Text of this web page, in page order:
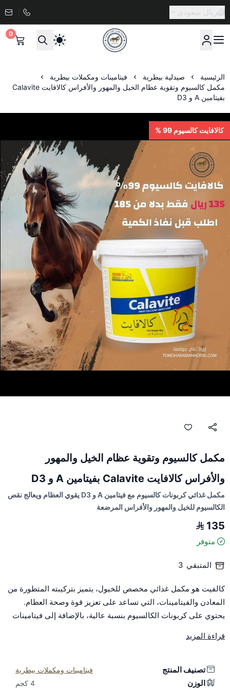
ريال سعودي
صيدلية طموح الخيال البيطرية
0
الرئيسية صيدلية بيطرية
فيتامينات ومكملات بيطرية
مكمل كالسيوم وتقوية عظام الخيل والمهور والأفراس كالافايت Calavite
بفيتامين A و D3
كالافايت كالسيوم 99 %
مكمل كالسيوم وتقوية عظام الخيل والمهور
والأفراس كالافايت Calavite بفيتامين A و D3
مكمل غذائي كربونات كالسيوم مع فيتامين A و D3 يقوي العظام ويعالج نقص
الكالسيوم للخيل والمهور والأفراس المرضعة
135
متوفر
المتبقي 3
كالفيت هو مكمل غذائي مخصص للخيول، يتميز بتركيبته المتطورة من
المعادن والفيتامينات، التي تساعد على تعزيز قوة وصحة العظام.
يحتوي على كربونات الكالسيوم بنسبة عالية، بالإضافة إلى فيتامينات
للحفاظ على صحة العظام للخيول الصغيرة والمهور والأفراس
مواصفات كالفيت:
قراءة المزيد
تصنيف المنتج فيتامينات ومكملات بيطرية
الوزن 4 كجم